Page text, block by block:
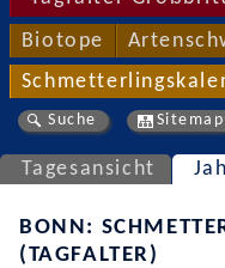
Biotope
Suche Sitemap
Tagesansicht
BONN:
(TAGFALTER)